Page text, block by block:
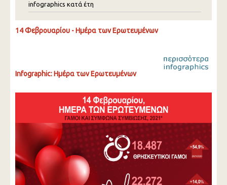
infographics κατά έτη
14 Φεβρουαρίου - Ημέρα των Ερωτευμένων
Infographic: Ημέρα των Ερωτευμένων